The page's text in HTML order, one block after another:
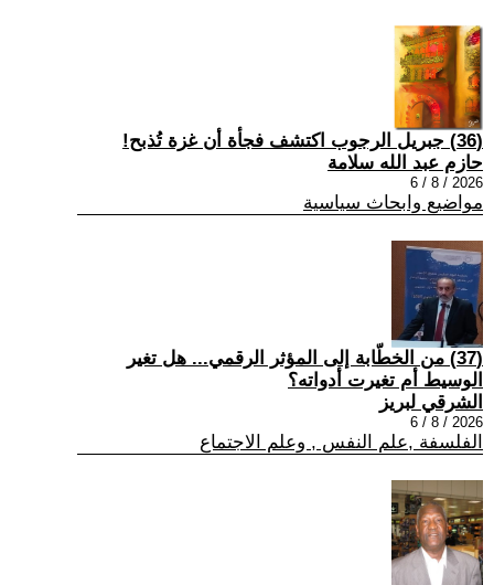
(36) جبريل الرجوب اكتشف فجأة أن غزة تُذبح!
حازم عبد الله سلامة
2026 / 8 / 6
مواضيع وابحاث سياسية
(37) من الخطّابة إلى المؤثر الرقمي... هل تغير
الوسيط أم تغيرت أدواته؟
الشرقي لبريز
2026 / 8 / 6
الفلسفة ,علم النفس , وعلم الاجتماع